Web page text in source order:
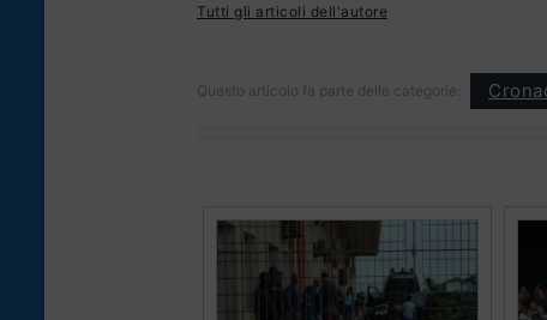
Tutti gli articoli dell'autore
Questo articolo fa parte delle categorie: